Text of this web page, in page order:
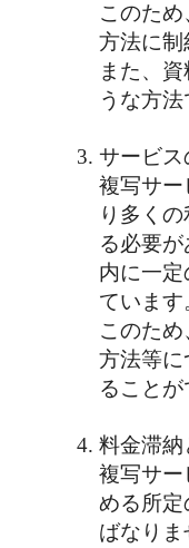
このた
方法に制
また、
うな方法
サービス
複写サー
り多く
る必要
内に一
ています
このた
方法等に
ることが
料金滞納
複写サー
める所
ばなりま